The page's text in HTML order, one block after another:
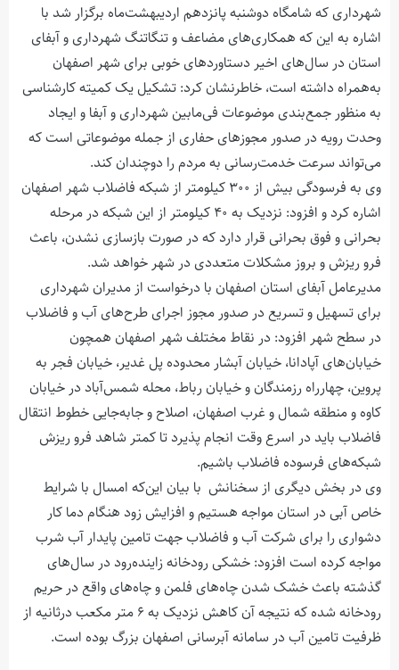
شهرداری که شامگاه دوشنبه پانزدهم اردیبهشت‌ماه برگزار شد با
اشاره به این که همکاری‌های مضاعف و تنگاتنگ شهرداری و آبفای
استان در سال‌های اخیر دستاوردهای خوبی برای شهر اصفهان
به‌همراه داشته است، خاطرنشان کرد: تشکیل یک کمیته‌ کارشناسی
به منظور جمع‌بندی موضوعات فی‌مابین شهرداری و آبفا‌ و ایجاد
وحدت رویه در صدور مجوزهای حفاری از جمله موضوعاتی است که
می‌تواند سرعت خدمت‌رسانی به مردم را دوچندان کند.
وی به فرسودگی بیش از ۳۰۰ کیلومتر از شبکه فاضلاب شهر اصفهان
اشاره کرد و افزود: نزديک به ۴۰ کیلومتر از این شبکه در مرحله
بحرانی و فوق بحرانی قرار دارد که در صورت بازسازی نشدن، باعث
فرو ریزش و بروز مشکلات متعددی در شهر خواهد شد.
مدیرعامل آبفای استان اصفهان با درخواست از مدیران شهرداری
برای تسهيل و تسریع در صدور مجوز اجرای طرح‌های آب و فاضلاب
در سطح شهر افزود: در نقاط مختلف شهر اصفهان همچون
خیابان‌های آپادانا، خیابان آبشار محدوده پل غدیر، خیابان فجر به
پروین، چهارراه رزمندگان و خیابان رباط، محله شمس‌آباد در خیابان
کاوه و منطقه شمال و غرب اصفهان، اصلاح و جابه‌جایی خطوط انتقال
فاضلاب باید در اسرع وقت انجام پذیرد تا کمتر شاهد فرو ریزش‌
شبکه‌های فرسوده فاضلاب باشیم.
وی در بخش دیگری از سخنانش با بیان این‌که امسال با شرایط
خاص آبی در استان مواجه هستیم و افزایش زود هنگام دما کار
دشواری را برای شرکت آب و فاضلاب جهت تامین پایدار آب شرب
مواجه کرده است افزود: خشکی رودخانه زاینده‌رود در سال‌های
گذشته باعث خشک شدن چاه‌های فلمن و چاه‌های واقع در حریم
رودخانه شده که نتیجه آن کاهش نزديک به ۶ متر مکعب درثانیه از
ظرفیت تامین آب در سامانه آبرسانی اصفهان بزرگ بوده است.